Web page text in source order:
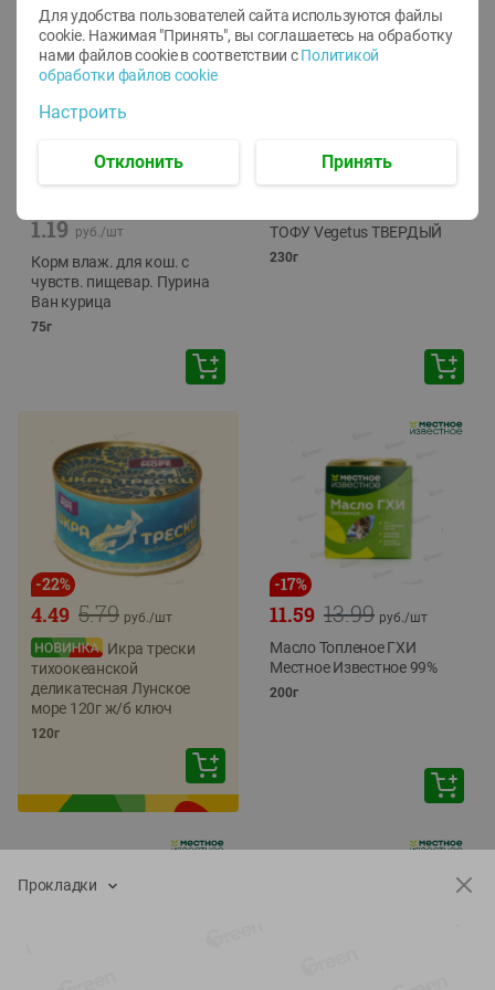
1.19 руб./шт
Корм влаж. для кош. с
чувств. пищевар. Пурина
Ван курица
75г
ТОФУ Vegetus ТВЕРДЫЙ
230г
-22%
5.79
4.49 руб./шт
Икра трески
тихоокеанской
деликатесная Лунское
море 120г ж/б ключ
120г
-17%
13.99
11.59 руб./шт
Масло Топленое ГХИ
Местное Известное 99%
200г
Прокладки
Для удобства пользователей сайта используются файлы
cookie. Нажимая "Принять", вы соглашаетесь на обработку
нами файлов cookie в соответствии с Политикой
обработки файлов cookie
Настроить
Отклонить Принять